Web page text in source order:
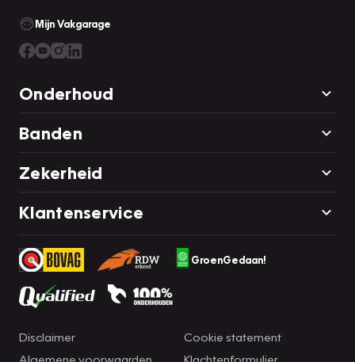
Mijn Vakgarage
Onderhoud
Banden
Zekerheid
Klantenservice
GroenGedaan!
Disclaimer
Algemene voorwaarden
Cookie statement
Klachtenformulier